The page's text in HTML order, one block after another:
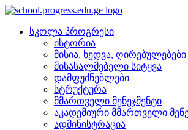
სკოლა პროგრესი
ისტორია
მისია, ხედვა, ღირებულებები
მისასალმებელი სიტყვა
დამფუძნებლები
სტრუქტურა
მმართველი მენეჯმენტი
აკადემიური მმართველი
ადმინისტრაცია